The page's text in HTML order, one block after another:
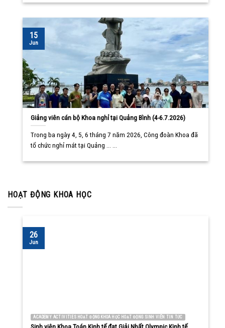
Giảng viên cán bộ Khoa nghỉ tại Quảng Bình (4-6.7.2026)
Trong ba ngày 4, 5, 6 tháng 7 năm 2026, Công đoàn Khoa đã
tổ chức nghỉ mát tại Quảng ... ...
15
Jun
HOẠT ĐỘNG KHOA HỌC
ACADEMY ACTIVITIES HOẠT ĐỘNG KHOA HỌC HOẠT ĐỘNG SINH VIÊN TIN TỨC
Sinh viên Khoa Toán Kinh tế đạt Giải Nhất Olympic Kinh tế
26
Jun